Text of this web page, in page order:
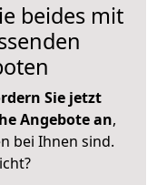
beides mit
Sie jetzt
Angebote an,
bei Ihnen sind.